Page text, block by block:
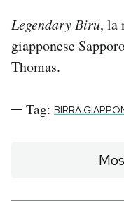
Sport
Legendary Biru, la
giapponese
Thomas.
Tag: BIRRA